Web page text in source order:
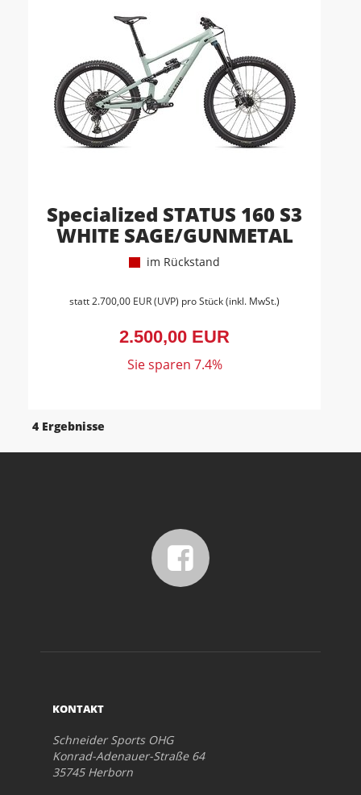
Specialized STATUS 160 S3
WHITE SAGE/GUNMETAL
im Rückstand
statt2.700,00 EUR(UVP) pro Stück (inkl. MwSt.)
2.500,00 EUR
Sie sparen 7.4%
4 Ergebnisse
KONTAKT
Schneider Sports OHG
Konrad-Adenauer-Straße 64
35745 Herborn